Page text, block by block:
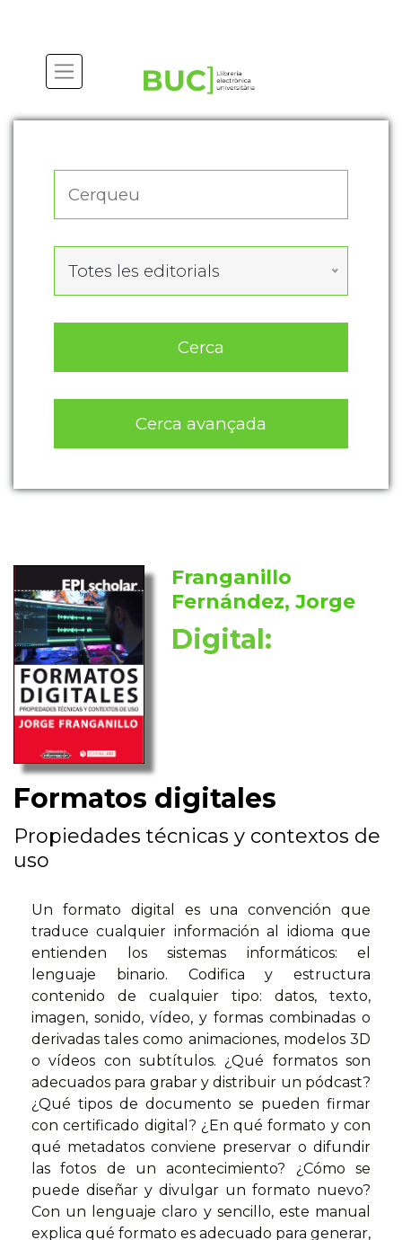
Totes les editorials
Cerca
Cerca avançada
Franganillo
Fernández, Jorge
Digital:
Formatos digitales
Propiedades técnicas y contextos de
uso
Un formato digital es una convención que
traduce cualquier información al idioma que
entienden los sistemas informáticos: el
lenguaje binario. Codifica y estructura
contenido de cualquier tipo: datos, texto,
imagen, sonido, vídeo, y formas combinadas o
derivadas tales como animaciones, modelos 3D
o vídeos con subtítulos. ¿Qué formatos son
adecuados para grabar y distribuir un pódcast?
¿Qué tipos de documento se pueden firmar
con certificado digital? ¿En qué formato y con
qué metadatos conviene preservar o difundir
las fotos de un acontecimiento? ¿Cómo se
puede diseñar y divulgar un formato nuevo?
Con un lenguaje claro y sencillo, este manual
explica qué formato es adecuado para generar,